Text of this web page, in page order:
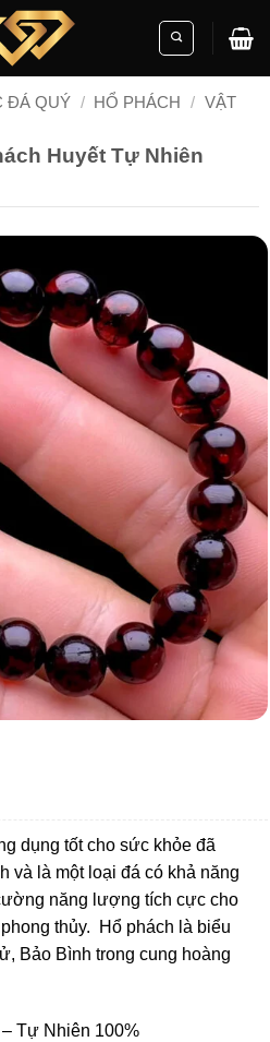
ĐÁ QUÝ / HỔ PHÁCH / VẬT
Huyết Tự Nhiên
dụng tốt cho sức khỏe đã
và là một loại đá có khả năng
năng lượng tích cực cho
thủy. Hổ phách là biểu
Bảo Bình trong cung hoàng
Tự Nhiên 100%